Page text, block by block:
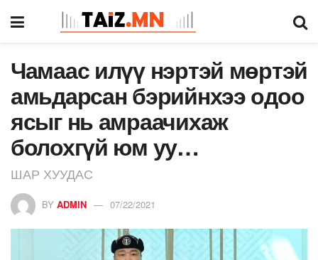
Чамаас илүү нэртэй мөртэй
амьдарсан бэрийнхээ одоо
ясыг нь амраачихаж
болохгүй юм уу…
ШАР ХУУДАС
BY ADMIN 07/22/2021